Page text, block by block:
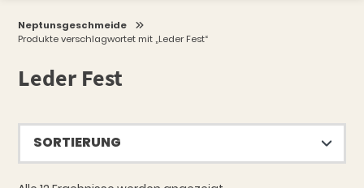
Neptunsgeschmeide
Produkte verschlagwortet mit „Leder Fest“
Leder Fest